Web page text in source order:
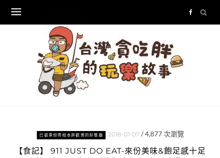
content
已歇業但帶給本胖歡樂的好餐廳 2018-01-07 /4,877次瀏覽
【食記】 911 JUST DO EAT-來份美味&飽足感十足